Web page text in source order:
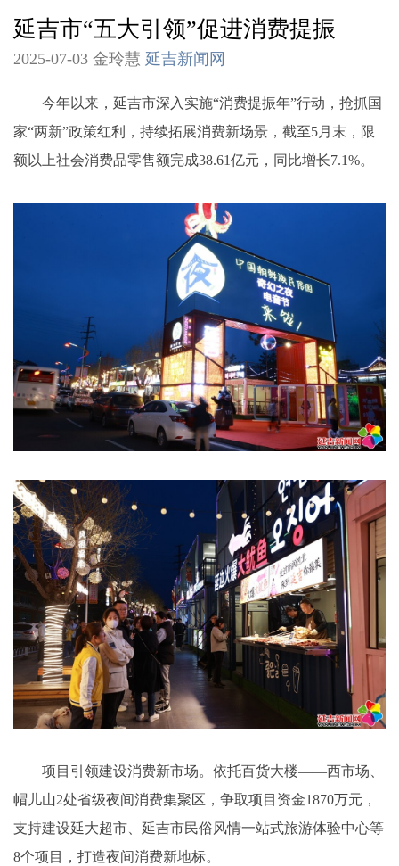
延吉市“五大引领”促进消费提振
2025-07-03 金玲慧 延吉新闻网
今年以来，延吉市深入实施“消费提振年”行动，抢抓国
家“两新”政策红利，持续拓展消费新场景，截至5月末，限
额以上社会消费品零售额完成38.61亿元，同比增长7.1%。
项目引领建设消费新市场。依托百货大楼——西市场、
帽儿山2处省级夜间消费集聚区，争取项目资金1870万元，
支持建设延大超市、延吉市民俗风情一站式旅游体验中心等
8个项目，打造夜间消费新地标。